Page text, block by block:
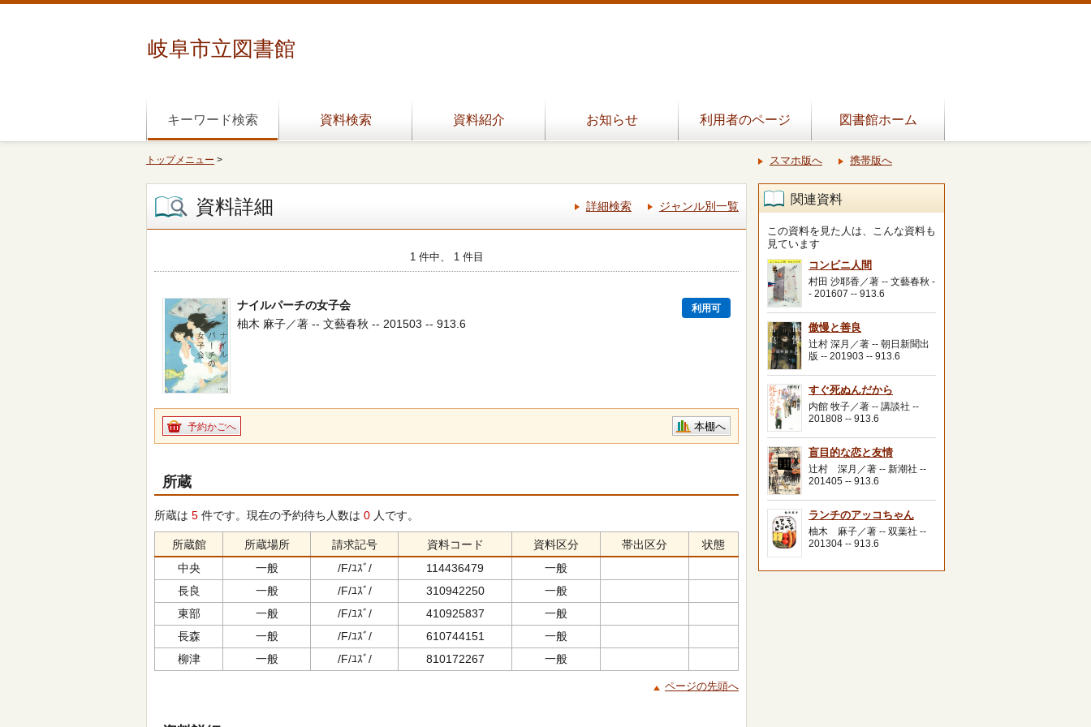
岐阜市立図書館
キーワード検索 資料検索 資料紹介 お知らせ 利用者のページ 図書館ホーム
トップメニュー > スマホ版へ 携帯版へ
資料詳細 詳細検索 ジャンル別一覧
1 件中、 1 件目
ナイルパーチの女子会 利用可
柚木 麻子／著 -- 文藝春秋 -- 201503 -- 913.6
予約かごへ 本棚へ
所蔵
所蔵は 5 件です。現在の予約待ち人数は 0 人です。
所蔵館 所蔵場所 請求記号 資料コード 資料区分 帯出区分
状態
中央
一般 /F/ﾕｽﾞ/ 114436479
一般
長良
一般 /F/ﾕｽﾞ/ 310942250
一般
東部
一般 /F/ﾕｽﾞ/ 410925837
一般
長森
一般 /F/ﾕｽﾞ/ 610744151
一般
柳津
一般 /F/ﾕｽﾞ/ 810172267 一般
ページの先頭へ
関連資料
この資料を見た人は、こんな資料も
見ています
コンビニ人間
村田 沙耶香／著 -- 文藝春秋 -
- 201607 -- 913.6
傲慢と善良
辻村 深月／著 -- 朝日新聞出
版 -- 201903 -- 913.6
すぐ死ぬんだから
内館 牧子／著 -- 講談社 --
201808 -- 913.6
盲目的な恋と友情
辻村 深月／著 -- 新潮社 --
201405 -- 913.6
ランチのアッコちゃん
柚木 麻子／著 -- 双葉社 --
201304 -- 913.6